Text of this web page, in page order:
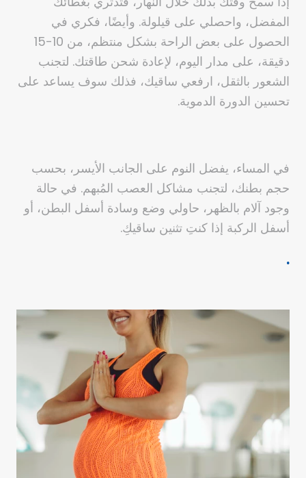
المفضل، واحصلي على قيلولة. وأيضًا، فكري في
الحصول على بعض الراحة بشكل منتظم، من 10-15
دقيقة، على مدار اليوم، لإعادة شحن طاقتك. لتجنب
الشعور بالثقل، ارفعي ساقيك، فذلك سوف يساعد على
تحسين الدورة الدموية.
في المساء، يفضل النوم على الجانب الأيسر، بحسب
حجم بطنك، لتجنب مشاكل العصب المُبهم. في حالة
وجود آلام بالظهر، حاولي وضع وسادة أسفل البطن، أو
أسفل الركبة إذا كنتِ تثنين ساقيكِ.
.